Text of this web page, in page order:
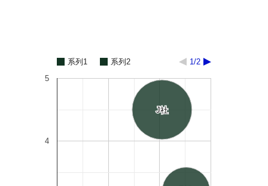
系列1 系列2 1/2
J社
J社
4
5